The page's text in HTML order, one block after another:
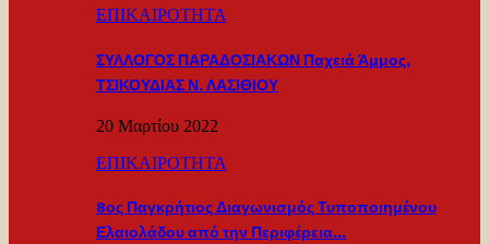
ΕΠΙΚΑΙΡΟΤΗΤΑ
ΣΥΛΛΟΓΟΣ ΠΑΡΑΔΟΣΙΑΚΩΝ Παχειά Άμμος,
ΤΣΙΚΟΥΔΙΑΣ Ν. ΛΑΣΙΘΙΟΥ
20 Μαρτίου 2022
ΕΠΙΚΑΙΡΟΤΗΤΑ
8ος Παγκρήτιος Διαγωνισμός Τυποποιημένου
Ελαιολάδου από την Περιφέρεια…